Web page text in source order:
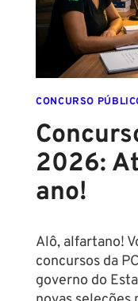
CONCURSO
2026:
ano!
Alô, alfartano!
concursos da
governo do